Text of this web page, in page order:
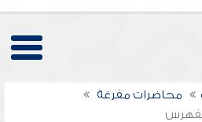
محاضرات مفرغة